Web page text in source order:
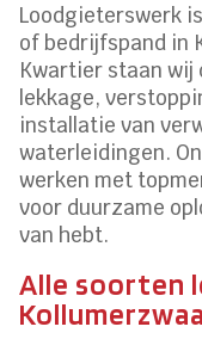
Loodgieterswerk
of bedrijfspand in
Kwartier staan wij
lekkage,
installatie van
waterleidingen.
werken met
voor duurzame
van hebt.
Alle soorten